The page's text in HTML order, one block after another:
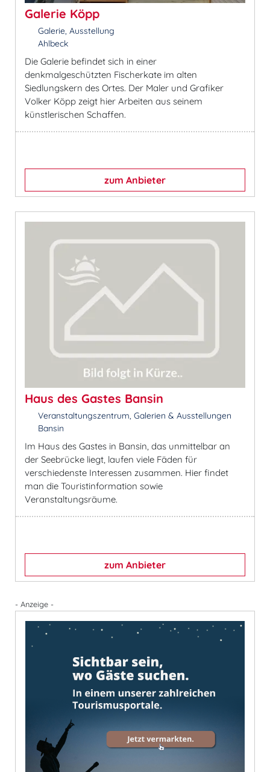
Galerie Köpp
Galerie, Ausstellung
Ahlbeck
Die Galerie befindet sich in einer
denkmalgeschützten Fischerkate im alten
Siedlungskern des Ortes. Der Maler und Grafiker
Volker Köpp zeigt hier Arbeiten aus seinem
künstlerischen Schaffen.
zum Anbieter
Haus des Gastes Bansin
Veranstaltungszentrum, Galerien & Ausstellungen
Bansin
Im Haus des Gastes in Bansin, das unmittelbar an
der Seebrücke liegt, laufen viele Fäden für
verschiedenste Interessen zusammen. Hier findet
man die Touristinformation sowie
Veranstaltungsräume.
zum Anbieter
- Anzeige -